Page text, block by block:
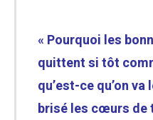
« Pourquoi les
quittent si tôt
qu’est-ce qu’on
brisé les cœurs de